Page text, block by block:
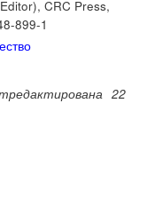
CRC Press,
899-1
22